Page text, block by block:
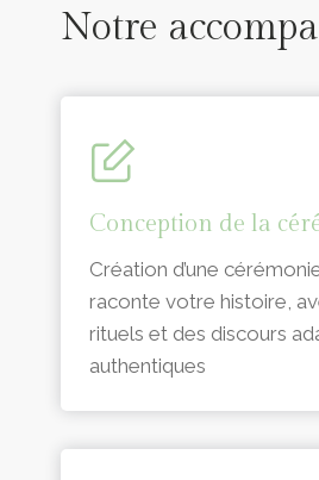
Notre
Conception de la
Création d’une
raconte votre histoire,
rituels et des discours
authentiques